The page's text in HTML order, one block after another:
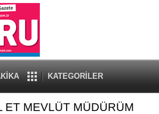
KATEGORİLER
ET MEVLÜT MÜDÜRÜM